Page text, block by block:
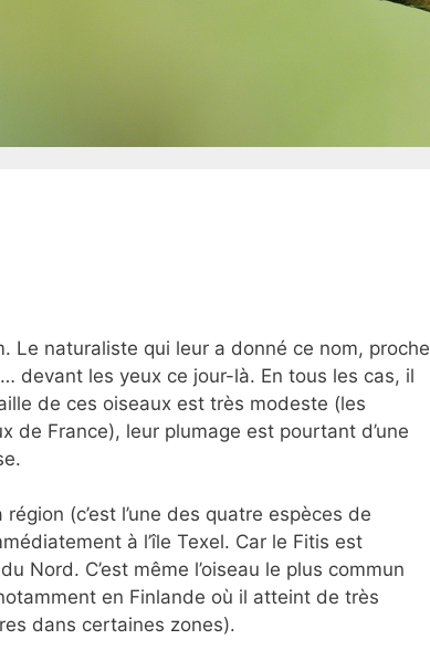
Le naturaliste qui leur a donné ce nom, proche
devant les yeux ce jour-là. En tous les cas, il
de ces oiseaux est très modeste (les
France), leur plumage est pourtant d’une
(c’est l’une des quatre espèces de
à l’île Texel. Car le Fitis est
Nord. C’est même l’oiseau le plus commun
en Finlande où il atteint de très
dans certaines zones).